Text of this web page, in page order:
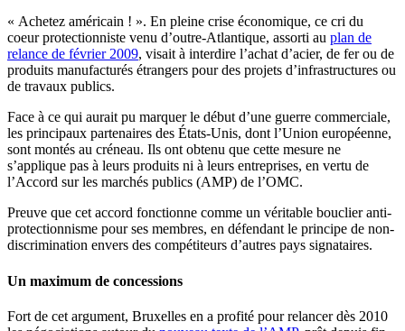
« Achetez américain ! ». En pleine crise économique, ce cri du
coeur protectionniste venu d’outre-Atlantique, assorti au plan de
relance de février 2009, visait à interdire l’achat d’acier, de fer ou de
produits manufacturés étrangers pour des projets d’infrastructures ou
de travaux publics.
Face à ce qui aurait pu marquer le début d’une guerre commerciale,
les principaux partenaires des États-Unis, dont l’Union européenne,
sont montés au créneau. Ils ont obtenu que cette mesure ne
s’applique pas à leurs produits ni à leurs entreprises, en vertu de
l’Accord sur les marchés publics (AMP) de l’OMC.
Preuve que cet accord fonctionne comme un véritable bouclier anti-
protectionnisme pour ses membres, en défendant le principe de non-
discrimination envers des compétiteurs d’autres pays signataires.
Un maximum de concessions
Fort de cet argument, Bruxelles en a profité pour relancer dès 2010